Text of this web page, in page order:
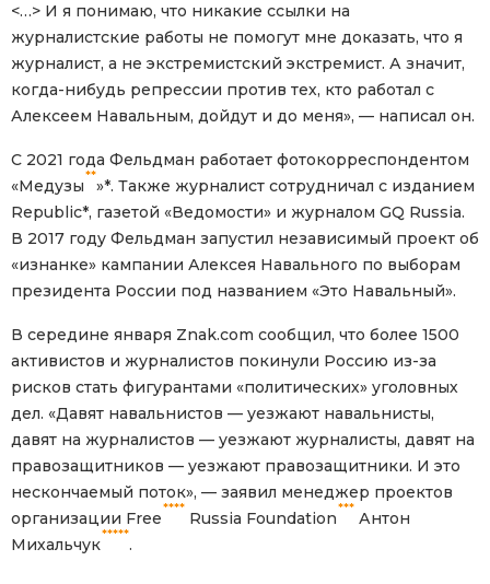
<…> И я понимаю, что никакие ссылки на
журналистские работы не помогут мне доказать, что я
журналист, а не экстремистский экстремист. А значит,
когда-нибудь репрессии против тех, кто работал с
Алексеем Навальным, дойдут и до меня», — написал он.
С 2021 года Фельдман работает фотокорреспондентом
«Медузы
**
»*. Также журналист сотрудничал с изданием
Republic*, газетой «Ведомости» и журналом GQ Russia.
В 2017 году Фельдман запустил независимый проект об
«изнанке» кампании Алексея Навального по выборам
президента России под названием «Это Навальный».
В середине января Znak.com сообщил, что более 1500
активистов и журналистов покинули Россию из-за
рисков стать фигурантами «политических» уголовных
дел. «Давят навальнистов — уезжают навальнисты,
давят на журналистов — уезжают журналисты, давят на
правозащитников — уезжают правозащитники. И это
нескончаемый поток», — заявил менеджер проектов
организации Free
****
Russia Foundation
***
Антон
Михальчук
*****
.